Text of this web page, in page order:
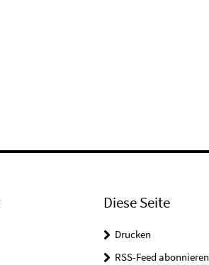
Diese Seite
Drucken
RSS-Feed abonnieren